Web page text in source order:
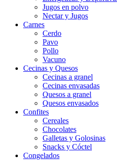
Jugos en polvo
Nectar y Jugos
Carnes
Cerdo
Pavo
Pollo
Vacuno
Cecinas y Quesos
Cecinas a granel
Cecinas envasadas
Quesos a granel
Quesos envasados
Confites
Cereales
Chocolates
Galletas y Golosinas
Snacks y Cóctel
Congelados